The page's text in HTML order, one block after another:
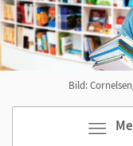
Bild: